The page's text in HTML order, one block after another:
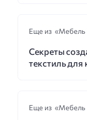
Еще из «Мебель
Секреты
текстиль для
Еще из «Мебель